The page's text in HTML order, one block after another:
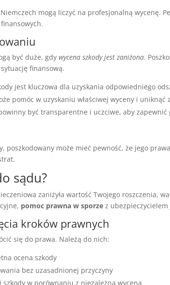
mogą liczyć na profesjonalną wycenę.
być duże, gdywycena szkody jest zaniżona.
finansową.
jest kluczowa dla uzyskania odpowiedniego
pomóc w uzyskaniu właściwej wyceny i uniknąć
być transparentne i uczciwe, aby
poszkodowany może mieć pewność, że jego
sądu?
zaniżyła wartość Twojego roszczenia,
pomoc prawna w sporze z
kroków prawnych
się do prawa. Należą do nich:
ocena szkody
bez uzasadnionej przyczyny
w porównaniu z niezależną wyceną